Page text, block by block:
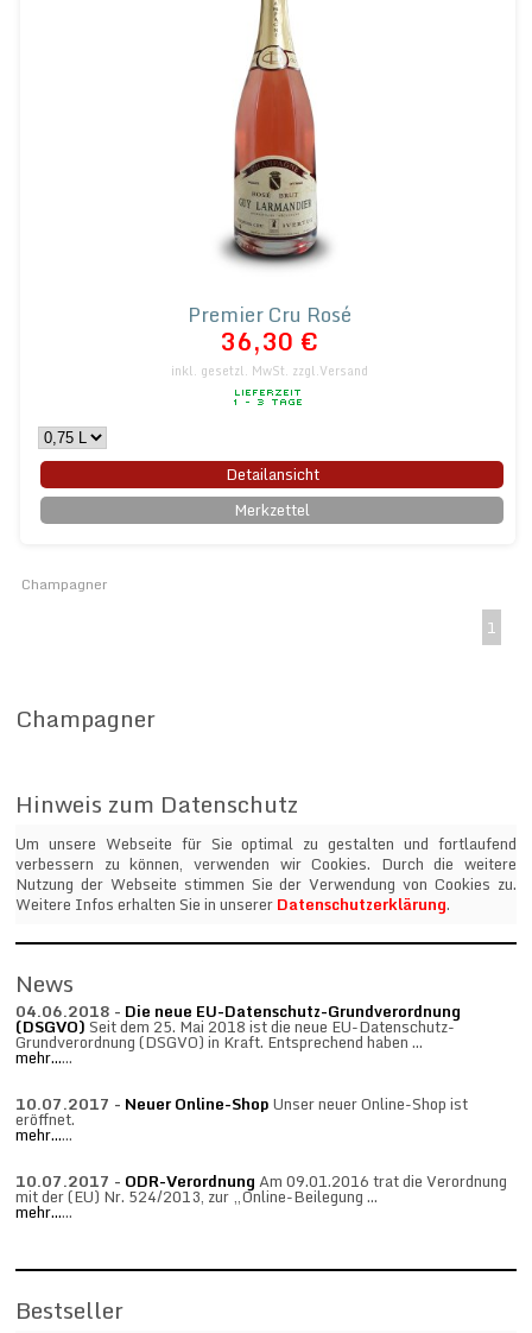
Premier Cru Rosé
36,30 €
inkl. gesetzl. MwSt. zzgl.Versand
Detailansicht
Merkzettel
Champagner
1
Champagner
Hinweis zum Datenschutz
Um unsere Webseite für Sie optimal zu gestalten und fortlaufend
verbessern zu können, verwenden wir Cookies. Durch die weitere
Nutzung der Webseite stimmen Sie der Verwendung von Cookies zu.
Weitere Infos erhalten Sie in unsererDatenschutzerklärung.
News
04.06.2018 - Die neue EU-Datenschutz-Grundverordnung
(DSGVO)Seit dem 25. Mai 2018 ist die neue EU-Datenschutz-
Grundverordnung (DSGVO) in Kraft. Entsprechend haben ...
mehr......
10.07.2017 - Neuer Online-ShopUnser neuer Online-Shop ist
eröffnet.
mehr......
10.07.2017 - ODR-VerordnungAm 09.01.2016 trat die Verordnung
mit der (EU) Nr. 524/2013, zur „Online-Beilegung ...
mehr......
Bestseller